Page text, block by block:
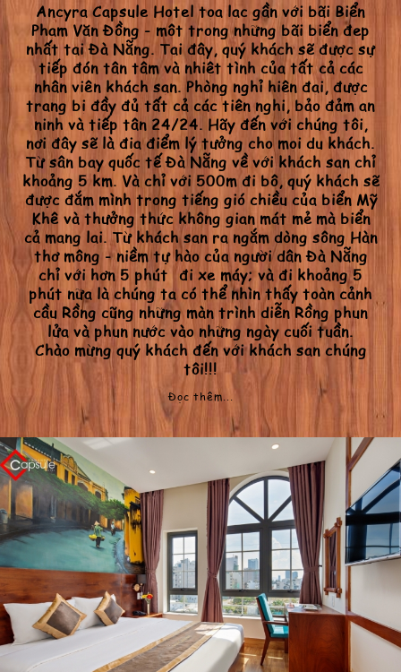
Ancyra Capsule Hotel tọa lạc gần với bãi Biển
Phạm Văn Đồng - một trong những bãi biển đẹp
nhất tại Đà Nẵng. Tại đây, quý khách sẽ được sự
tiếp đón tận tâm và nhiệt tình của tất cả các
nhân viên khách sạn. Phòng nghỉ hiện đại, được
trang bị đầy đủ tất cả các tiện nghi, bảo đảm an
ninh và tiếp tân 24/24. Hãy đến với chúng tôi,
nơi đây sẽ là địa điểm lý tưởng cho mọi du khách.
Từ sân bay quốc tế Đà Nẵng về với khách sạn chỉ
khoảng 5 km. Và chỉ với 500m đi bô, quý khách sẽ
được đắm mình trong tiếng gió chiều của biển Mỹ
Khê và thưởng thức không gian mát mẻ mà biển
cả mang lại. Từ khách san ra ngắm dòng sông Hàn
thơ mộng - niềm tự hào của người dân Đà Nẵng
chỉ với hơn 5 phút đi xe máy; và đi khoảng 5
phút nữa là chúng ta có thể nhìn thấy toàn cảnh
cầu Rồng cũng những màn trình diễn Rồng phun
lửa và phun nước vào những ngày cuối tuần.
Chào mừng quý khách đến với khách sạn chúng
tôi!!!
Đọc thêm...